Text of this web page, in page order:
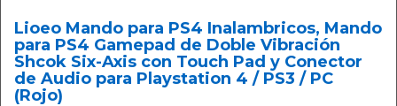
Lioeo Mando para PS4 Inalambricos, Mando
para PS4 Gamepad de Doble Vibración
Shcok Six-Axis con Touch Pad y Conector
de Audio para Playstation 4 / PS3 / PC
(Rojo)